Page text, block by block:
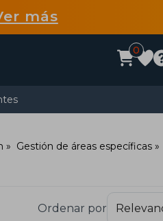
más
0
Gestión de áreas específicas
Ordenar por